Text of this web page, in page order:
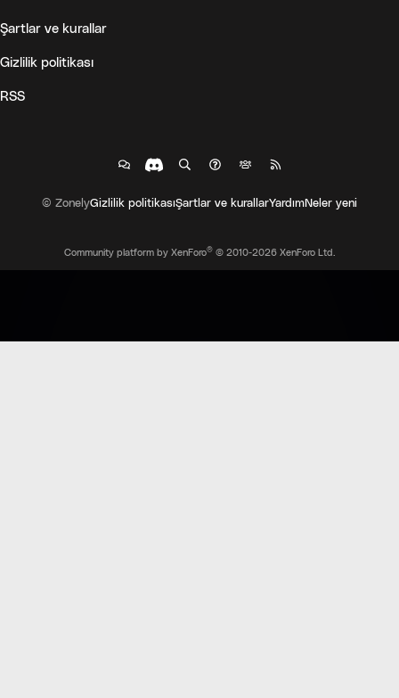
Şartlar ve kurallar
Gizlilik politikası
RSS
© ZonelyGizlilik politikasıŞartlar ve kurallarYardımNeler yeni
Community platform by XenForo® © 2010-2026 XenForo Ltd.